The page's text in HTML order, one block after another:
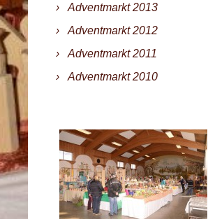
Adventmarkt 2013
Adventmarkt 2012
Adventmarkt 2011
Adventmarkt 2010